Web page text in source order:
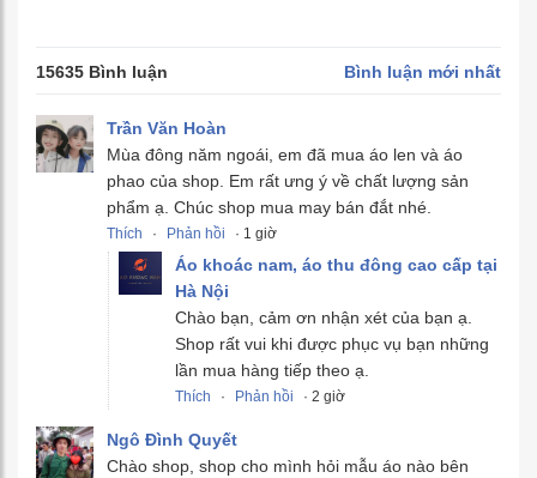
15635 Bình luận Bình luận mới nhất
Trần Văn Hoàn
Mùa đông năm ngoái, em đã mua áo len và áo
phao của shop. Em rất ưng ý về chất lượng sản
phẩm ạ. Chúc shop mua may bán đắt nhé.
Thích · Phản hồi · 1 giờ
Áo khoác nam, áo thu đông cao cấp tại
Hà Nội
Chào bạn, cảm ơn nhận xét của bạn ạ.
Shop rất vui khi được phục vụ bạn những
lần mua hàng tiếp theo ạ.
Thích · Phản hồi · 2 giờ
Ngô Đình Quyết
Chào shop, shop cho mình hỏi mẫu áo nào bên